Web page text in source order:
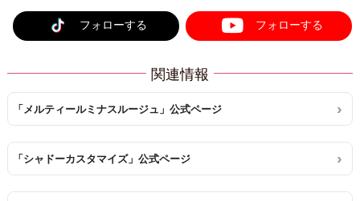
フォローする フォローする
関連情報
「メルティールミナスルージュ」公式ページ
「シャドーカスタマイズ」公式ページ